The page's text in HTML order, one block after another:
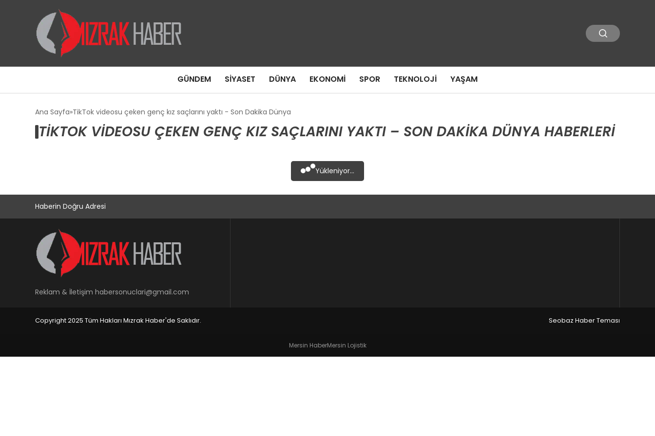
GÜNDEM SIYASET DÜNYA EKONOMI SPOR TEKNOLOJI YAŞAM
Ana Sayfa TikTok videosu çeken genç kız saçlarını yaktı - Son Dakika Dünya
TIKTOK VIDEOSU ÇEKEN GENÇ KIZ SAÇLARINI YAKTI – SON DAKIKA DÜNYA HABERLERI
Yükleniyor...
Haberin Doğru Adresi
Reklam & İletişim habersonuclari@gmail.com
Copyright 2025 Tüm Hakları Mızrak Haber'de Saklıdır. Seobaz Haber Teması
Mersin HaberMersin Lojistik